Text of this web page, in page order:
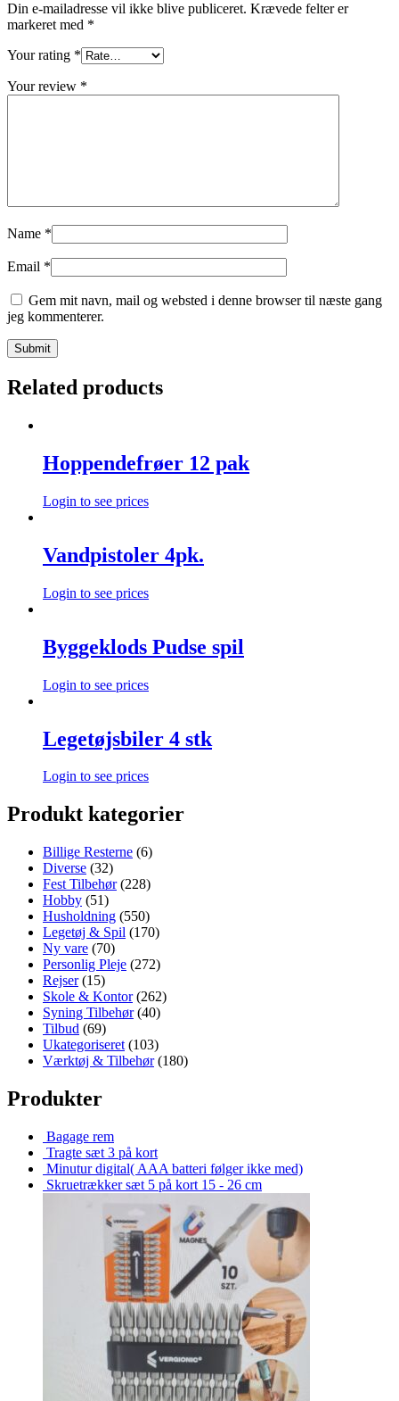
Din e-mailadresse vil ikke blive publiceret. Krævede felter er
markeret med *
Your rating *
Your review *
Name *
Email *
Gem mit navn, mail og websted i denne browser til næste gang
jeg kommenterer.
Related products
Hoppendefrøer 12 pak
Login to see prices
Vandpistoler 4pk.
Login to see prices
Byggeklods Pudse spil
Login to see prices
Legetøjsbiler 4 stk
Login to see prices
Produkt kategorier
Billige Resterne (6)
Diverse (32)
Fest Tilbehør (228)
Hobby (51)
Husholdning (550)
Legetøj & Spil (170)
Ny vare (70)
Personlig Pleje (272)
Rejser (15)
Skole & Kontor (262)
Syning Tilbehør (40)
Tilbud (69)
Ukategoriseret (103)
Værktøj & Tilbehør (180)
Produkter
Bagage rem
Tragte sæt 3 på kort
Minutur digital( AAA batteri følger ikke med)
Skruetrækker sæt 5 på kort 15 - 26 cm